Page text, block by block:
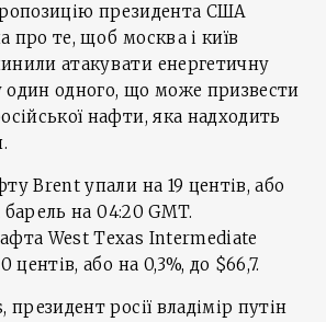
президента США
про те, щоб москва і київ
атакувати енергетичну
один одного, що може призвести
нафти, яка надходить
Brent упали на 19 центів, або
барель на 04:20 GMT.
West Texas Intermediate
центів, або на 0,3%, до $66,7.
росії владімір путін